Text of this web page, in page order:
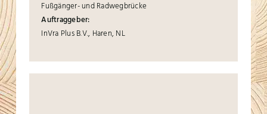
Fußgänger- und Radwegbrücke
Auftraggeber:
InVra Plus B.V., Haren, NL